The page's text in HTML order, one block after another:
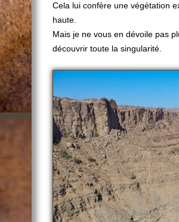
Cela lui confère une végétation
haute.
Mais je ne vous en dévoile pas
découvrir toute la singularité.